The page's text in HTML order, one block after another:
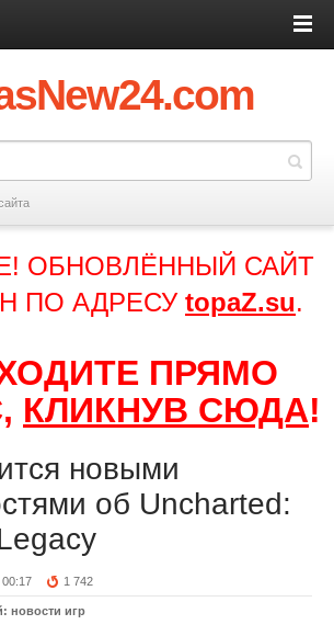
ОБНОВЛЁННЫЙ САЙТ
ПО АДРЕСУ topaZ.su.
ПРЯМО
КЛИКНУВ СЮДА!
новыми
об Uncharted:
1 742
новости игр